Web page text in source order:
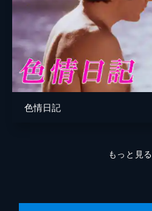
色情日記
もっと見る